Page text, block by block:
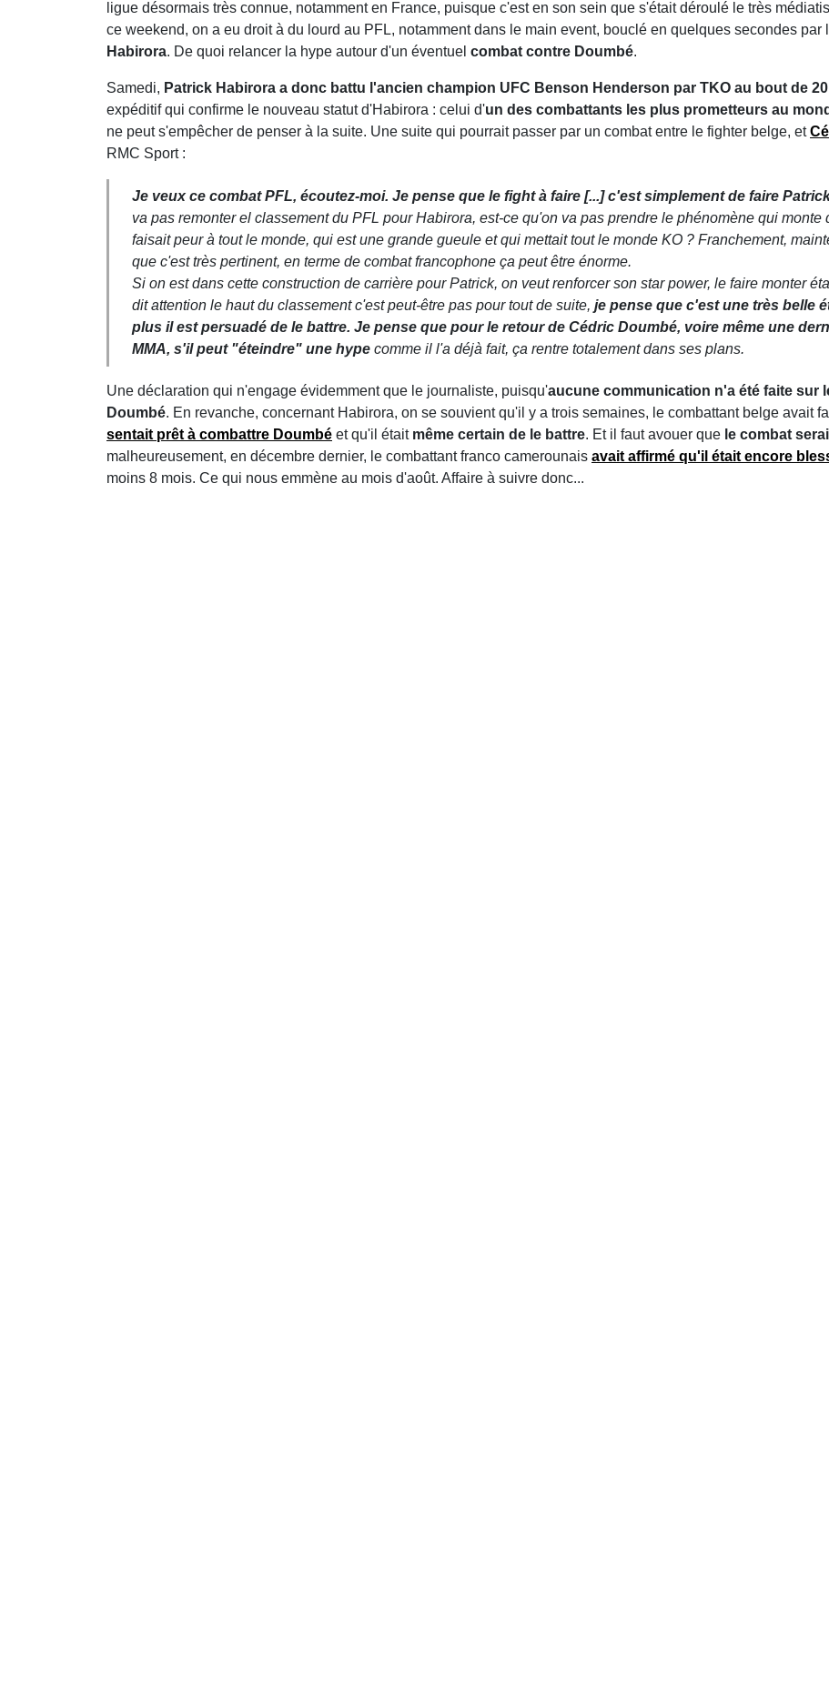
ligue désormais très connue, notamment en France, puisque c'est en son sein que s'était déroulé le très
ce weekend, on a eu droit à du lourd au PFL, notamment dans le main event, bouclé en quelques secondes par
Habirora. De quoi relancer la hype autour d'un éventuel combat contre Doumbé.
Samedi, Patrick Habirora a donc battu l'ancien champion UFC Benson Henderson par TKO au bout de
expéditif qui confirme le nouveau statut d'Habirora : celui d'un des combattants les plus prometteurs au
ne peut s'empêcher de penser à la suite. Une suite qui pourrait passer par un combat entre le fighter belge, et
RMC Sport :
Je veux ce combat PFL, écoutez-moi. Je pense que le fight à faire [...] c'est simplement de faire
va pas remonter el classement du PFL pour Habirora, est-ce qu'on va pas prendre le phénomène qui
faisait peur à tout le monde, qui est une grande gueule et qui mettait tout le monde KO ? Franchement,
que c'est très pertinent, en terme de combat francophone ça peut être énorme.
Si on est dans cette construction de carrière pour Patrick, on veut renforcer son star power, le faire monter
dit attention le haut du classement c'est peut-être pas pour tout de suite, je pense que c'est une très belle
plus il est persuadé de le battre. Je pense que pour le retour de Cédric Doumbé, voire même une
MMA, s'il peut "éteindre" une hype comme il l'a déjà fait, ça rentre totalement dans ses plans.
Une déclaration qui n'engage évidemment que le journaliste, puisqu'aucune communication n'a été faite sur
Doumbé. En revanche, concernant Habirora, on se souvient qu'il y a trois semaines, le combattant belge avait
sentait prêt à combattre Doumbé et qu'il était même certain de le battre. Et il faut avouer que le combat
malheureusement, en décembre dernier, le combattant franco camerounais avait affirmé qu'il était encore
moins 8 mois. Ce qui nous emmène au mois d'août. Affaire à suivre donc...